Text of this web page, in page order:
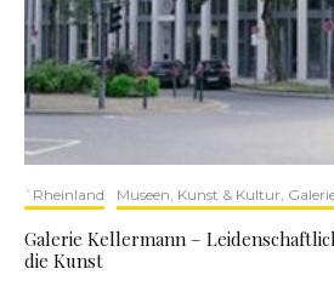
`Rheinland Museen, Kunst & Kultur,
Galerie Kellermann –
die Kunst